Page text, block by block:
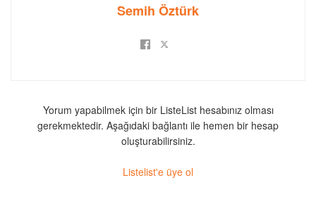
Semih Öztürk
Yorum yapabilmek için bir ListeList hesabınız olması
gerekmektedir. Aşağıdaki bağlantı ile hemen bir hesap
oluşturabilirsiniz.
Listelist'e üye ol